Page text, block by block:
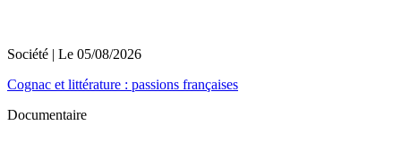
Société | Le 05/08/2026
Cognac et littérature : passions françaises
Documentaire